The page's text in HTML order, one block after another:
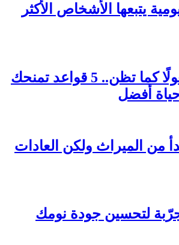
يومية يتبعها الأشخاص الأكثر
لست مشغولًا كما تظن.. 5 قواعد تمنحك
أفضل
من الميراث ولكن العادات